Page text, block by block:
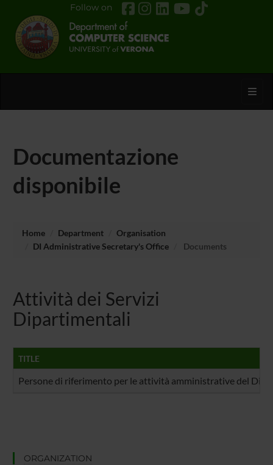
Follow on
Documentazione
disponibile
Home Department
Organisation
DI Administrative Secretary's Office
Documents
Attività dei Servizi
Dipartimentali
TITLE
Persone di riferimento per le attività amministrative del
ORGANIZATION